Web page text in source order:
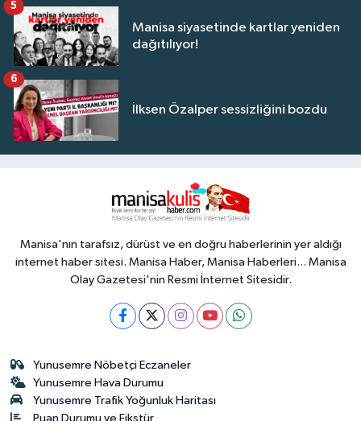
Manisa siyasetinde kartlar yeniden
dağıtılıyor!
5
İlksen Özalper sessizliğini bozdu
6
Manisa'nın tarafsız, dürüst ve en doğru haberlerinin yer aldığı
internet haber sitesi. Manisa Haber, Manisa Haberleri... Manisa
Olay Gazetesi'nin Resmi İnternet Sitesidir.
Yunusemre Nöbetçi Eczaneler
Yunusemre Hava Durumu
Yunusemre Trafik Yoğunluk Haritası
Puan Durumu ve Fikstür